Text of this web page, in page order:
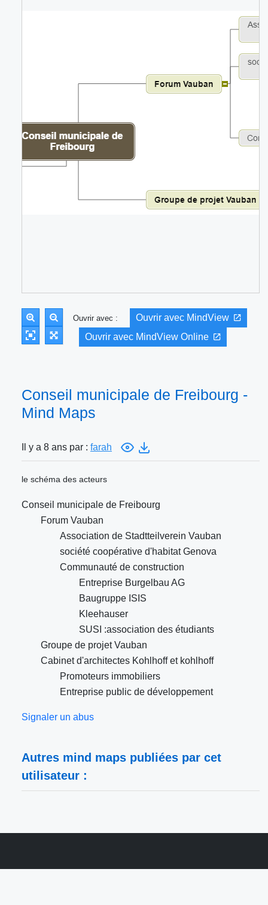
Ouvrir avec :
Ouvrir avec MindView
Ouvrir avec MindView Online
Conseil municipale de Freibourg -
Mind Maps
Il y a 8 ans par : farah
le schéma des acteurs
Conseil municipale de Freibourg
Forum Vauban
Association de Stadtteilverein Vauban
société coopérative d'habitat Genova
Communauté de construction
Entreprise Burgelbau AG
Baugruppe ISIS
Kleehauser
SUSI :association des étudiants
Groupe de projet Vauban
Cabinet d'architectes Kohlhoff et kohlhoff
Promoteurs immobiliers
Entreprise public de développement
Signaler un abus
Autres mind maps publiées par cet
utilisateur :